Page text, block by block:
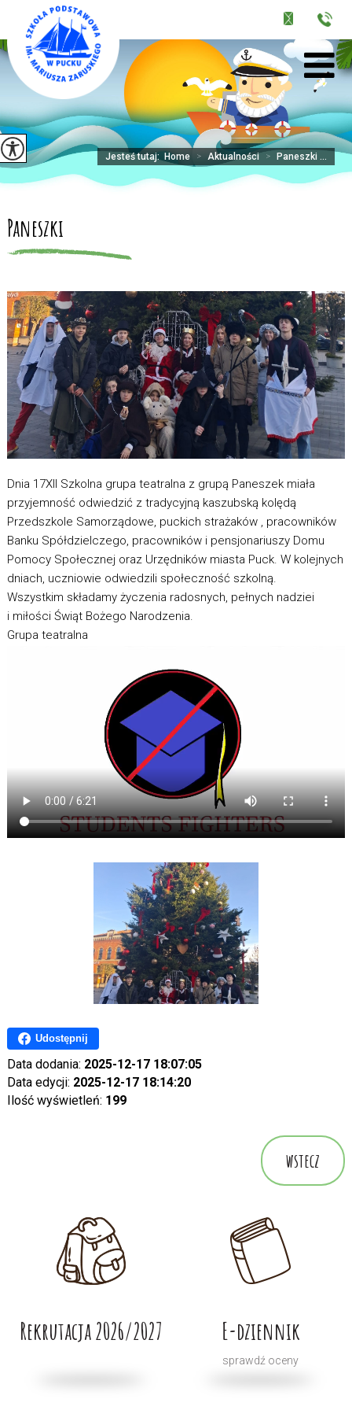
Jesteś tutaj: Home > Aktualności > Paneszki ...
Paneszki
Dnia 17XII Szkolna grupa teatralna z grupą Paneszek miała
przyjemność odwiedzić z tradycyjną kaszubską kolędą
Przedszkole Samorządowe, puckich strażaków , pracowników
Banku Spółdzielczego, pracowników i pensjonariuszy Domu
Pomocy Społecznej oraz Urzędników miasta Puck. W kolejnych
dniach, uczniowie odwiedzili społeczność szkolną.
Wszystkim składamy życzenia radosnych, pełnych nadziei
i miłości Świąt Bożego Narodzenia.
Grupa teatralna
Udostępnij
Data dodania: 2025-12-17 18:07:05
Data edycji: 2025-12-17 18:14:20
Ilość wyświetleń: 199
wstecz
Rekrutacja 2026/2027 E-dziennik
sprawdź oceny